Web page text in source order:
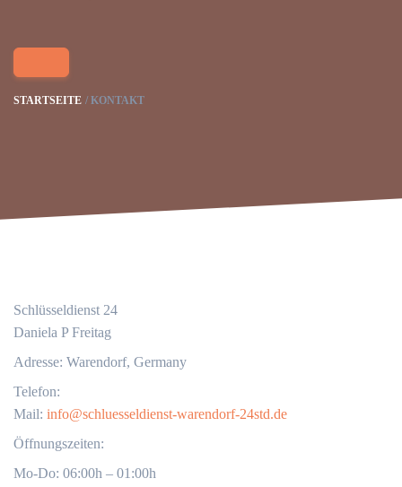
STARTSEITE KONTAKT
Schlüsseldienst 24
Daniela P Freitag
Adresse: Warendorf, Germany
Telefon:
Mail: info@schluesseldienst-warendorf-24std.de
Öffnungszeiten:
Mo-Do: 06:00h – 01:00h